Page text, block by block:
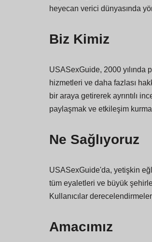
heyecan verici dünyasında
Biz Kimiz
USASexGuide, 2000 yılında
hizmetleri ve daha fazlası
bir araya getirerek ayrıntılı
paylaşmak ve etkileşim
Ne Sağlıyoruz
USASexGuide'da, yetişkin
tüm eyaletleri ve büyük
Kullanıcılar
Amacımız